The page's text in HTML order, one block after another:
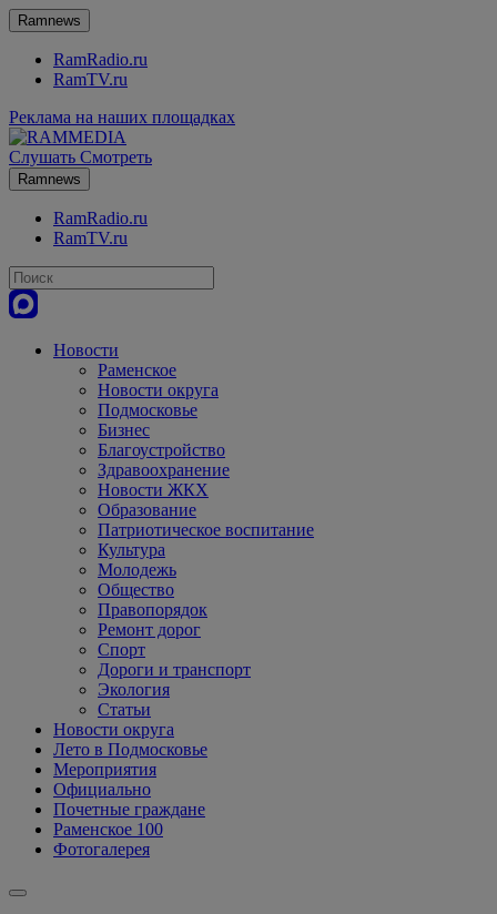
Ramnews
RamRadio.ru
RamTV.ru
Реклама на наших площадках
Слушать Смотреть
Ramnews
RamRadio.ru
RamTV.ru
Новости
Раменское
Новости округа
Подмосковье
Бизнес
Благоустройство
Здравоохранение
Новости ЖКХ
Образование
Патриотическое воспитание
Культура
Молодежь
Общество
Правопорядок
Ремонт дорог
Спорт
Дороги и транспорт
Экология
Статьи
Новости округа
Лето в Подмосковье
Мероприятия
Официально
Почетные граждане
Раменское 100
Фотогалерея